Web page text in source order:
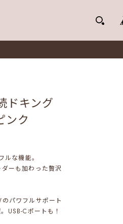
ドキング
ンク
な機能。
ーも加わった贅沢
パワフルサポート
USB-Cポートも！